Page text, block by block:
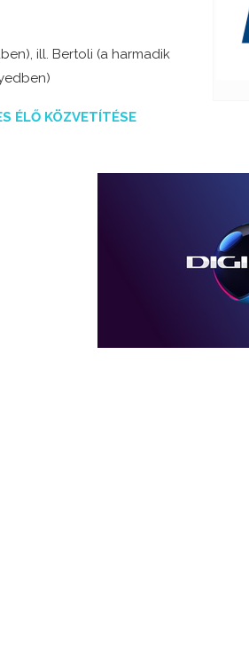
ill. Bertoli (a harmadik
ÉLŐ KÖZVETÍTÉSE